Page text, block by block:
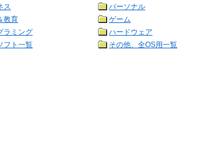
ス
パーソナル
教育
ゲーム
ラミング
ハードウェア
フト一覧 その他、全OS用一覧